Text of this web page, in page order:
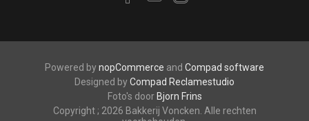
Powered bynopCommerce and Compad software
Designed byCompad Reclamestudio
Foto's door Bjorn Frins
Copyright ; 2026 Bakkerij Voncken. Alle rechten